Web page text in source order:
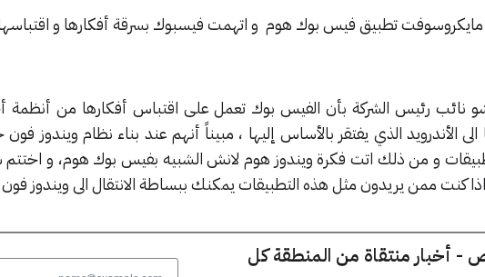
مايكروسوفت تطبيق فيس بوك هوم و اتهمت فيسبوك بسرقة أفكارها و
نائب رئيس الشركة بأن الفيس بوك تعمل على اقتباس أفكارها من أنظمة
الى الأندرويد الذي يفتقر بالأساس إليها ، مبيناً أنهم عند بناء نظام ويندوز
و من ذلك اتت فكرة ويندوز هوم لانش الشبيه بفيس بوك هوم، و اختتم
كنت ممن يريدون مثل هذه التطبيقات يمكنك ببساطة الانتقال الى ويندوز فون
- أخبار منتقاة من المنطقة كل